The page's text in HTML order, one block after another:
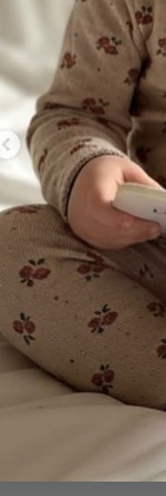
Ich
Ich
wenn
Sie